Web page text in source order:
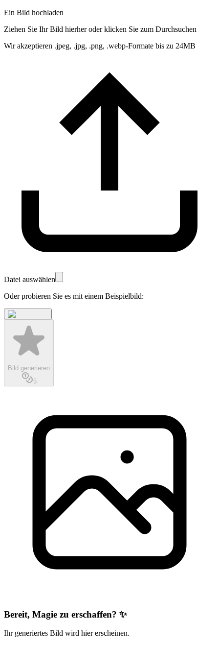
Ein Bild hochladen
Ziehen Sie Ihr Bild hierher oder klicken Sie zum Durchsuchen
Wir akzeptieren .jpeg, .jpg, .png, .webp-Formate bis zu 24MB
Datei auswählen
Oder probieren Sie es mit einem Beispielbild:
Bild generieren
5
Bereit, Magie zu erschaffen? ✨
Ihr generiertes Bild wird hier erscheinen.